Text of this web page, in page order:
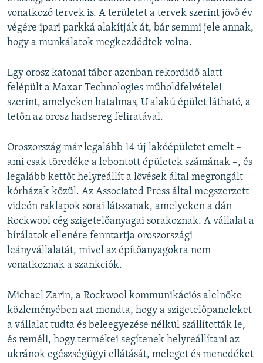
vonatkozó tervek is. A területet a tervek szerint jövő év
végére ipari parkká alakítják át, bár semmi jele annak,
hogy a munkálatok megkezdődtek volna.
Egy orosz katonai tábor azonban rekordidő alatt
felépült a Maxar Technologies műholdfelvételei
szerint, amelyeken hatalmas, U alakú épület látható, a
tetőn az orosz hadsereg feliratával.
Oroszország már legalább 14 új lakóépületet emelt –
ami csak töredéke a lebontott épületek számának –, és
legalább kettőt helyreállít a lövések által megrongált
kórházak közül. Az Associated Press által megszerzett
videón raklapok sorai látszanak, amelyeken a dán
Rockwool cég szigetelőanyagai sorakoznak. A vállalat a
bírálatok ellenére fenntartja oroszországi
leányvállalatát, mivel az építőanyagokra nem
vonatkoznak a szankciók.
Michael Zarin, a Rockwool kommunikációs alelnöke
közleményében azt mondta, hogy a szigetelőpaneleket
a vállalat tudta és beleegyezése nélkül szállították le,
és reméli, hogy termékei segítenek helyreállítani az
ukránok egészségügyi ellátását, meleget és menedéket